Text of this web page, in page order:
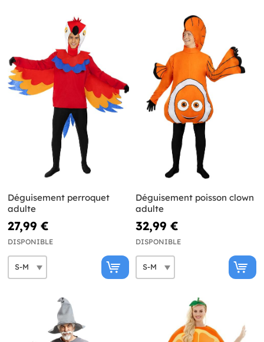
Déguisement perroquet
adulte
27,99 €
DISPONIBLE
Déguisement poisson clown
adulte
32,99 €
DISPONIBLE